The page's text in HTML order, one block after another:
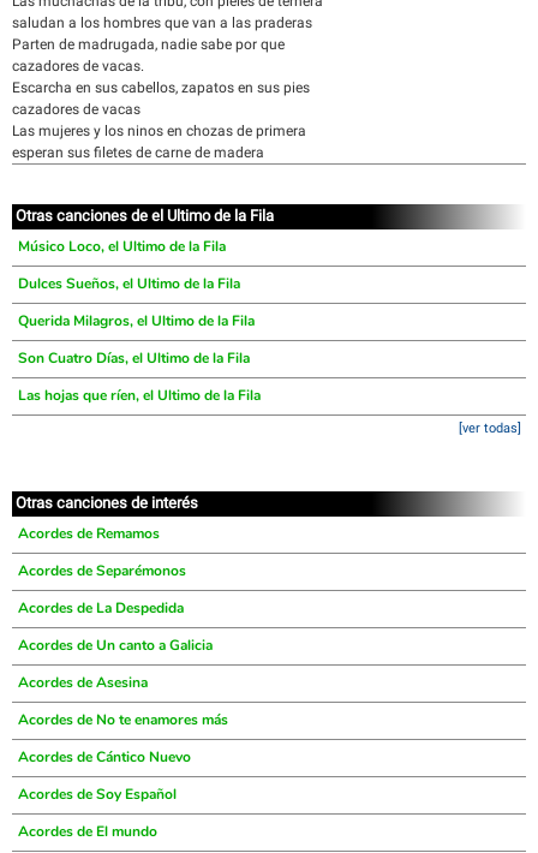
saludan a los hombres que van a las praderas
Parten de madrugada, nadie sabe por que
cazadores de vacas.
Escarcha en sus cabellos, zapatos en sus pies
cazadores de vacas
Las mujeres y los ninos en chozas de primera
esperan sus filetes de carne de madera
Otras canciones de el Ultimo de la Fila
Músico Loco, el Ultimo de la Fila
Dulces Sueños, el Ultimo de la Fila
Querida Milagros, el Ultimo de la Fila
Son Cuatro Días, el Ultimo de la Fila
Las hojas que ríen, el Ultimo de la Fila
[ver todas]
Otras canciones de interés
Acordes de Remamos
Acordes de Separémonos
Acordes de La Despedida
Acordes de Un canto a Galicia
Acordes de Asesina
Acordes de No te enamores más
Acordes de Cántico Nuevo
Acordes de Soy Español
Acordes de El mundo